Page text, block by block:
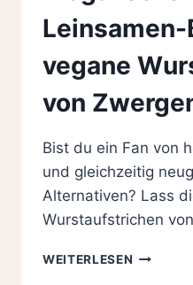
Leinsamen-
vegane
von
Bist du ein Fan von
und gleichzeitig
Alternativen? Lass
Wurstaufstrichen
WEITERLESEN MEGA